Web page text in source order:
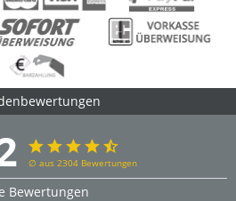
∅ aus 2304 Bewertungen
Bewertungen